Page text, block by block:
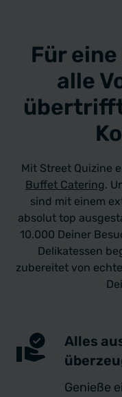
Für
alle
übertrifft
Mit Street Quizine
Buffet Catering.
sind mit einem
absolut top
10.000 Deiner
Delikatessen
zubereitet von
Alles
Genieße